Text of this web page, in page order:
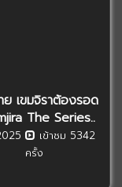
ย เขมจิราต้องรอด
The Series..
เข้าชม 5342
ครั้ง